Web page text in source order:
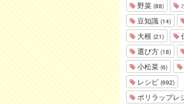
野菜 (88)
豆知識 (14)
大根 (21)
選び方 (18)
小松菜 (6)
レシピ (692)
ポリラップレ